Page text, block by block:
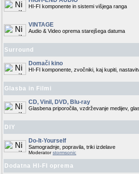
HI-FI komponente in sistemi višjega ranga
VINTAGE
Audio & Video oprema starejšega datuma
Surround
Domači kino
HI-FI komponente, zvočniki, kaj kupiti,
Glasba in Filmi
CD, Vinil, DVD, Blu-ray
Glasbena priporočila, vzdrževanje medijev,
DIY
Do-It-Yourself
Samogradnje, popravila, triki izdelave
Moderatorstormsonic
Dodatna HI-FI oprema